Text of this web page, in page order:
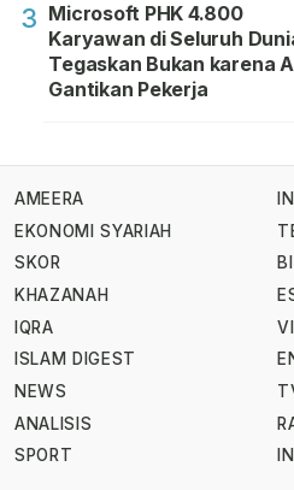
3 Microsoft PHK 4.800
Karyawan di Seluruh
Tegaskan Bukan karena
Gantikan Pekerja
AMEERA
EKONOMI SYARIAH
SKOR
KHAZANAH
IQRA
ISLAM DIGEST
NEWS
ANALISIS
SPORT